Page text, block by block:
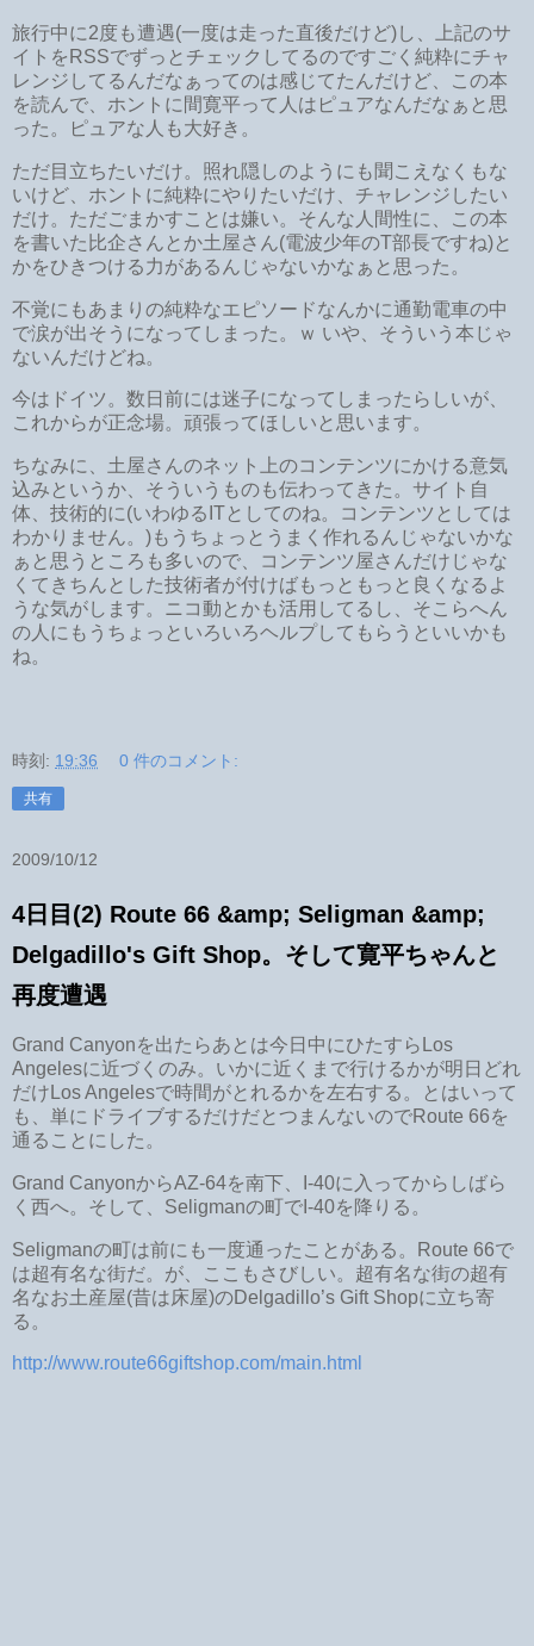
旅行中に2度も遭遇(一度は走った直後だけど)し、上記のサ
イトをRSSでずっとチェックしてるのですごく純粋にチャ
レンジしてるんだなぁってのは感じてたんだけど、この本
を読んで、ホントに間寛平って人はピュアなんだなぁと思
った。ピュアな人も大好き。
ただ目立ちたいだけ。照れ隠しのようにも聞こえなくもな
いけど、ホントに純粋にやりたいだけ、チャレンジしたい
だけ。ただごまかすことは嫌い。そんな人間性に、この本
を書いた比企さんとか土屋さん(電波少年のT部長ですね)と
かをひきつける力があるんじゃないかなぁと思った。
不覚にもあまりの純粋なエピソードなんかに通勤電車の中
で涙が出そうになってしまった。ｗ いや、そういう本じゃ
ないんだけどね。
今はドイツ。数日前には迷子になってしまったらしいが、
これからが正念場。頑張ってほしいと思います。
ちなみに、土屋さんのネット上のコンテンツにかける意気
込みというか、そういうものも伝わってきた。サイト自
体、技術的に(いわゆるITとしてのね。コンテンツとしては
わかりません。)もうちょっとうまく作れるんじゃないかな
ぁと思うところも多いので、コンテンツ屋さんだけじゃな
くてきちんとした技術者が付けばもっともっと良くなるよ
うな気がします。ニコ動とかも活用してるし、そこらへん
の人にもうちょっといろいろヘルプしてもらうといいかも
ね。
時刻: 19:36 0 件のコメント:
共有
2009/10/12
4日目(2) Route 66 &amp; Seligman &amp;
Delgadillo's Gift Shop。そして寛平ちゃんと
再度遭遇
Grand Canyonを出たらあとは今日中にひたすらLos
Angelesに近づくのみ。いかに近くまで行けるかが明日どれ
だけLos Angelesで時間がとれるかを左右する。とはいって
も、単にドライブするだけだとつまんないのでRoute 66を
通ることにした。
Grand CanyonからAZ-64を南下、I-40に入ってからしばら
く西へ。そして、Seligmanの町でI-40を降りる。
Seligmanの町は前にも一度通ったことがある。Route 66で
は超有名な街だ。が、ここもさびしい。超有名な街の超有
名なお土産屋(昔は床屋)のDelgadillo’s Gift Shopに立ち寄
る。
http://www.route66giftshop.com/main.html